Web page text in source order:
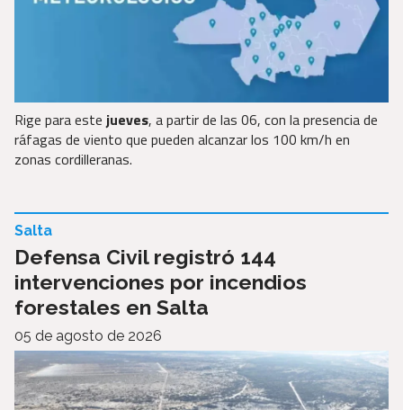
Rige para este jueves, a partir de las 06, con la presencia de
ráfagas de viento que pueden alcanzar los 100 km/h en
zonas cordilleranas.
Defensa Civil registró 144
intervenciones por incendios
forestales en Salta
Salta
05 de agosto de 2026